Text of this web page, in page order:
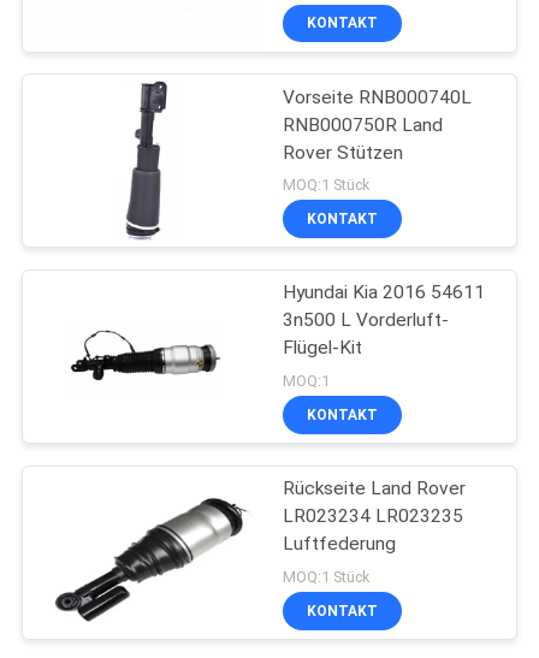
Luftsuspendierung
Audi Air-Aufhängung
Land Rover
Luftfederung
KONTAKT
Vorseite RNB000740L
RNB000750R Land
Rover Stützen
MOQ:1 Stück
KONTAKT
Hyundai Kia 2016 54611
3n500 L Vorderluft-
Flügel-Kit
MOQ:1
KONTAKT
Rückseite Land Rover
LR023234 LR023235
Luftfederung
MOQ:1 Stück
KONTAKT